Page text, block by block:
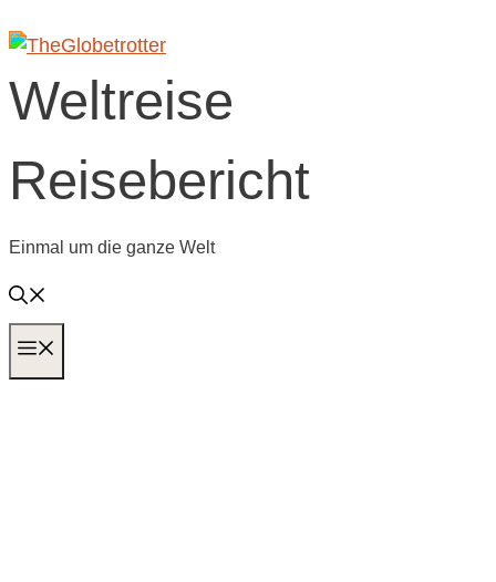
Inhalt
springen
Weltreise
Reisebericht
Einmal um die ganze Welt